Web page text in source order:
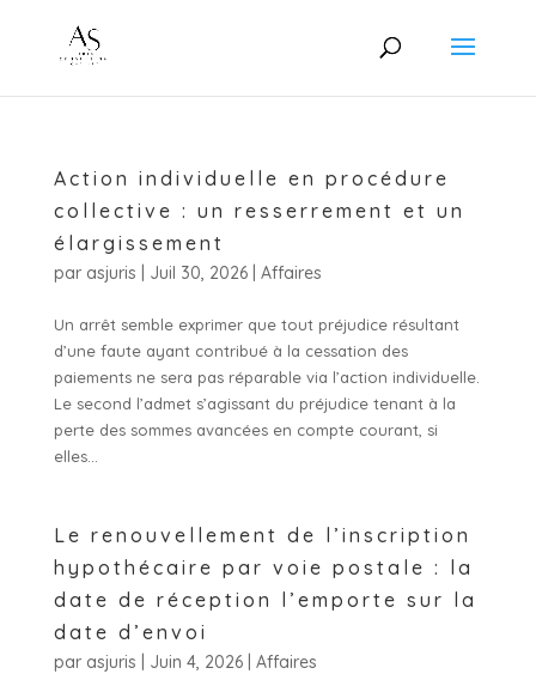
Action individuelle en procédure
collective : un resserrement et un
élargissement
par asjuris Juil 30, 2026| Affaires
Un arrêt semble exprimer que tout préjudice résultant
d’une faute ayant contribué à la cessation des
paiements ne sera pas réparable via l’action individuelle.
Le second l’admet s’agissant du préjudice tenant à la
perte des sommes avancées en compte courant, si
elles...
Le renouvellement de l’inscription
hypothécaire par voie postale : la
date de réception l’emporte sur la
date d’envoi
par asjuris Juin 4, 2026| Affaires